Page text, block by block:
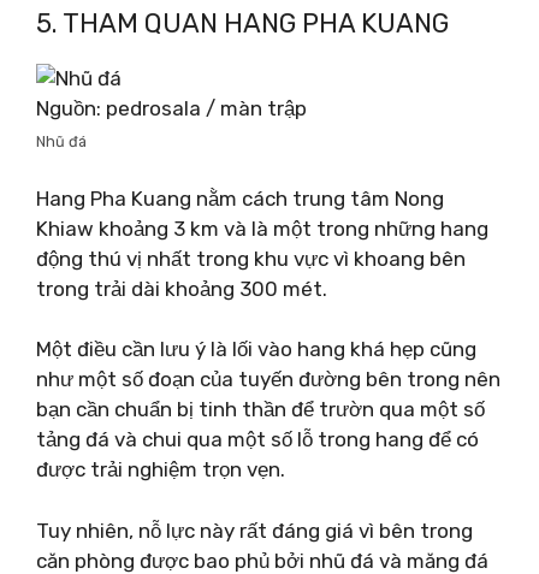
5. THAM QUAN HANG PHA KUANG
Nguồn: pedrosala / màn trập
Nhũ đá
Hang Pha Kuang nằm cách trung tâm Nong
Khiaw khoảng 3 km và là một trong những hang
động thú vị nhất trong khu vực vì khoang bên
trong trải dài khoảng 300 mét.
Một điều cần lưu ý là lối vào hang khá hẹp cũng
như một số đoạn của tuyến đường bên trong nên
bạn cần chuẩn bị tinh thần để trườn qua một số
tảng đá và chui qua một số lỗ trong hang để có
được trải nghiệm trọn vẹn.
Tuy nhiên, nỗ lực này rất đáng giá vì bên trong
căn phòng được bao phủ bởi nhũ đá và măng đá